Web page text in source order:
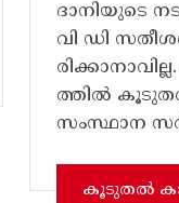
ദാനിയുടെ
വി ഡി
ത്തിൽ
സംസ്ഥാന
കൂടുതൽ